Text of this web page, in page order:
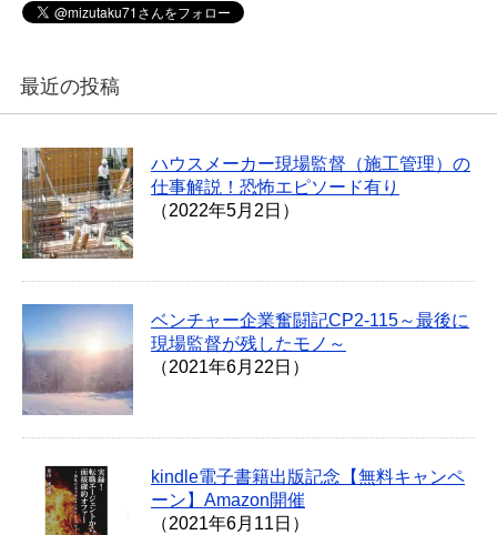
最近の投稿
ハウスメーカー現場監督（施工管理）の
仕事解説！恐怖エピソード有り
（2022年5月2日）
ベンチャー企業奮闘記CP2-115～最後に
現場監督が残したモノ～
（2021年6月22日）
kindle電子書籍出版記念【無料キャンペ
ーン】Amazon開催
（2021年6月11日）